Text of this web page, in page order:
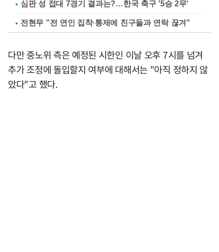
심판 성 접대 7경기 결과는?…한국 축구 '5승 2무'
전현무 "전 연인 집착·통제에 친구들과 연락 끊겨"
다만 중노위 측은 예정된 시한인 이날 오후 7시를 넘겨
추가 조정에 돌입할지 여부에 대해서는 "아직 정하지 않
았다"고 했다.